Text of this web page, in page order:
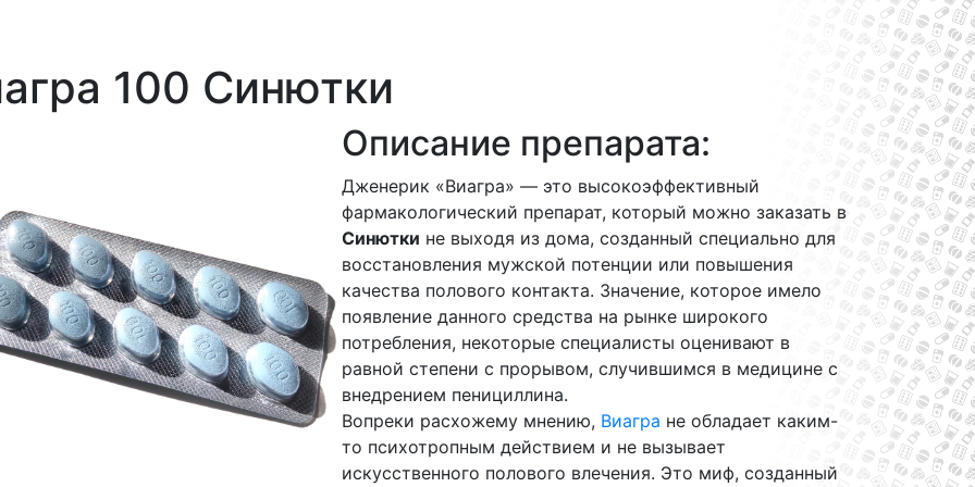
100 Синютки
Описание препарата:
Дженерик «Виагра» — это высокоэффективный
фармакологический препарат, который можно заказать в
Синютки не выходя из дома, созданный специально для
восстановления мужской потенции или повышения
качества полового контакта. Значение, которое имело
появление данного средства на рынке широкого
потребления, некоторые специалисты оценивают в
равной степени с прорывом, случившимся в медицине с
внедрением пенициллина.
Вопреки расхожему мнению, Виагра не обладает каким-
то психотропным действием и не вызывает
искусственного полового влечения. Это миф, созданный